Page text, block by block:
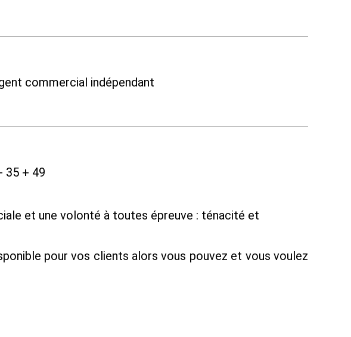
commercial indépendant
35 + 49
et une volonté à toutes épreuve : ténacité et
pour vos clients alors vous pouvez et vous voulez